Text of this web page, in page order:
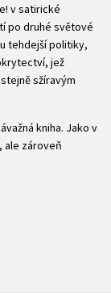
v satirické
po druhé světové
tehdejší politiky,
jež
sžíravým
kniha. Jako v
ale zároveň